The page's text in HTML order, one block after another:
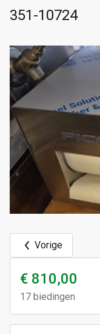
351-10724
Vorige
€ 810,00
17 biedingen